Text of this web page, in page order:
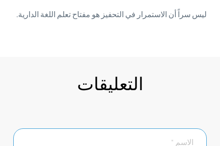
ليس سراً أن الاستمرار في التحفيز هو مفتاح تعلم اللغة الدارية.
التعليقات